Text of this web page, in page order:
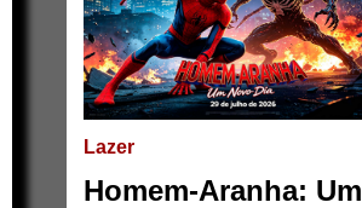
Lazer
Homem-Aranha: Um